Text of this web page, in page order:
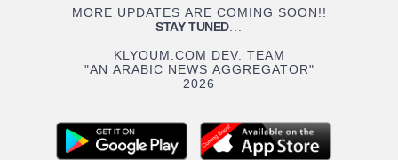
MORE UPDATES ARE COMING SOON!!
STAY TUNED...
KLYOUM.COM DEV. TEAM
"AN ARABIC NEWS AGGREGATOR"
2026